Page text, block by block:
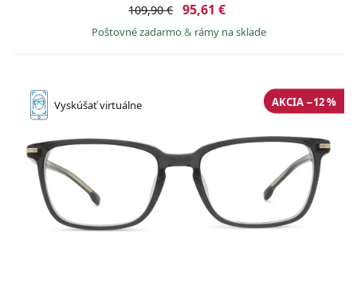
109,90 € 95,61 €
Poštovné zadarmo& rámy na sklade
Vyskúšaťvirtuálne AKCIA −12 %